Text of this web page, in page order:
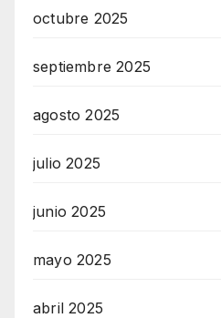
octubre 2025
septiembre 2025
agosto 2025
julio 2025
junio 2025
mayo 2025
abril 2025